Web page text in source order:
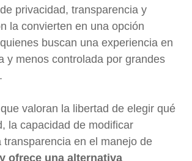
privacidad, transparencia y
la convierten en una opción
buscan una experiencia en
y menos controlada por grandes
valoran la libertad de elegir qué
la capacidad de modificar
transparencia en el manejo de
ofrece una alternativa